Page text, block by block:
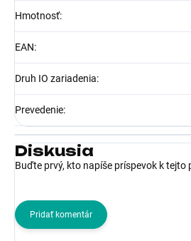
Hmotnosť:
EAN:
Druh IO zariadenia:
Prevedenie:
Diskusia
Buďte prvý, kto napíše príspevok k tejto
Pridať komentár